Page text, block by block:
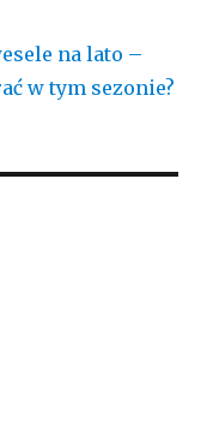
na lato –
w tym sezonie?